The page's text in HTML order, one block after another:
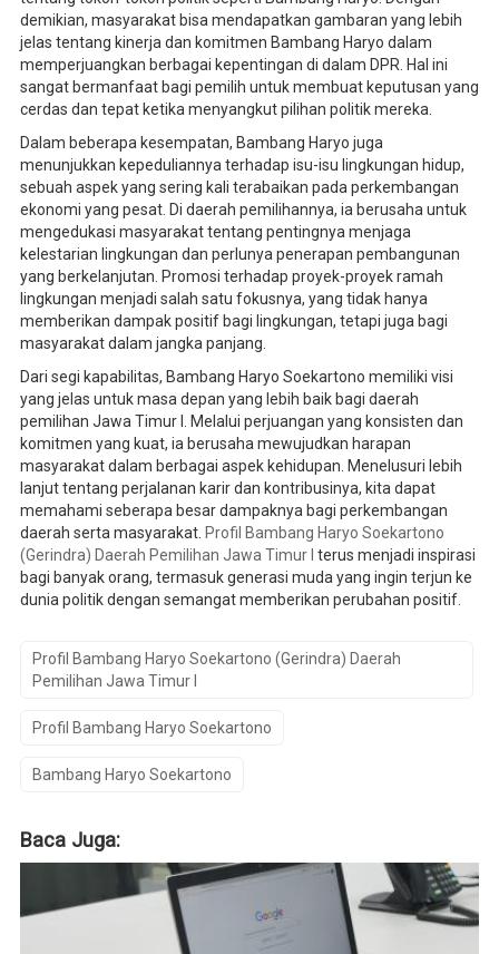
demikian, masyarakat bisa mendapatkan gambaran yang lebih
jelas tentang kinerja dan komitmen Bambang Haryo dalam
memperjuangkan berbagai kepentingan di dalam DPR. Hal ini
sangat bermanfaat bagi pemilih untuk membuat keputusan yang
cerdas dan tepat ketika menyangkut pilihan politik mereka.
Dalam beberapa kesempatan, Bambang Haryo juga
menunjukkan kepeduliannya terhadap isu-isu lingkungan hidup,
sebuah aspek yang sering kali terabaikan pada perkembangan
ekonomi yang pesat. Di daerah pemilihannya, ia berusaha untuk
mengedukasi masyarakat tentang pentingnya menjaga
kelestarian lingkungan dan perlunya penerapan pembangunan
yang berkelanjutan. Promosi terhadap proyek-proyek ramah
lingkungan menjadi salah satu fokusnya, yang tidak hanya
memberikan dampak positif bagi lingkungan, tetapi juga bagi
masyarakat dalam jangka panjang.
Dari segi kapabilitas, Bambang Haryo Soekartono memiliki visi
yang jelas untuk masa depan yang lebih baik bagi daerah
pemilihan Jawa Timur I. Melalui perjuangan yang konsisten dan
komitmen yang kuat, ia berusaha mewujudkan harapan
masyarakat dalam berbagai aspek kehidupan. Menelusuri lebih
lanjut tentang perjalanan karir dan kontribusinya, kita dapat
memahami seberapa besar dampaknya bagi perkembangan
daerah serta masyarakat. Profil Bambang Haryo Soekartono
(Gerindra) Daerah Pemilihan Jawa Timur I terus menjadi inspirasi
bagi banyak orang, termasuk generasi muda yang ingin terjun ke
dunia politik dengan semangat memberikan perubahan positif.
Profil Bambang Haryo Soekartono (Gerindra) Daerah
Pemilihan Jawa Timur I
Profil Bambang Haryo Soekartono
Bambang Haryo Soekartono
Baca Juga: